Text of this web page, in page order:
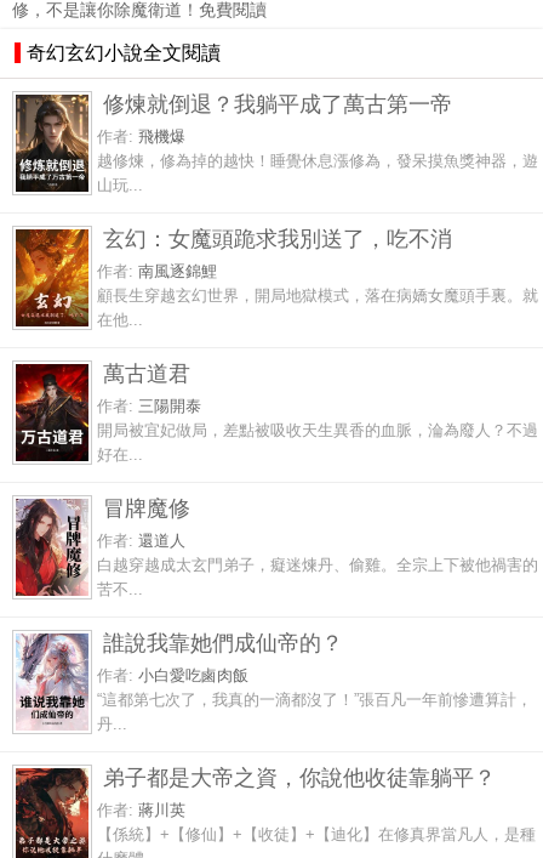
修，不是讓你除魔衛道！免費閱讀
奇幻玄幻小說全文閱讀
修煉就倒退？我躺平成了萬古第一帝
作者: 飛機爆
越修煉，修為掉的越快！睡覺休息漲修為，發呆摸魚獎神器，遊
山玩...
玄幻：女魔頭跪求我別送了，吃不消
作者: 南風逐錦鯉
顧長生穿越玄幻世界，開局地獄模式，落在病嬌女魔頭手裏。就
在他...
萬古道君
作者: 三陽開泰
開局被宜妃做局，差點被吸收天生異香的血脈，淪為廢人？不過
好在...
冒牌魔修
作者: 還道人
白越穿越成太玄門弟子，癡迷煉丹、偷雞。全宗上下被他禍害的
苦不...
誰說我靠她們成仙帝的？
作者: 小白愛吃鹵肉飯
“這都第七次了，我真的一滴都沒了！”張百凡一年前慘遭算計，
丹...
弟子都是大帝之資，你說他收徒靠躺平？
作者: 蔣川英
【係統】+【修仙】+【收徒】+【迪化】在修真界當凡人，是種